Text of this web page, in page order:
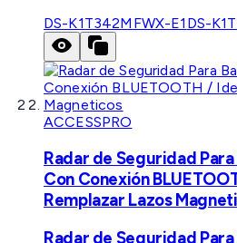
DS-K1T342MFWX-E1 DS-
ACCESSPRO
Radar de Seguridad
Con Conexión
Remplazar Lazos
Radar de Seguridad